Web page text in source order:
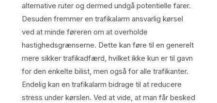
alternative ruter og dermed undgå potentielle farer.
Desuden fremmer en trafikalarm ansvarlig kørsel
ved at minde føreren om at overholde
hastighedsgrænserne. Dette kan føre til en generelt
mere sikker trafikadfærd, hvilket ikke kun er til gavn
for den enkelte bilist, men også for alle trafikanter.
Endelig kan en trafikalarm bidrage til at reducere
stress under kørslen. Ved at vide, at man får besked